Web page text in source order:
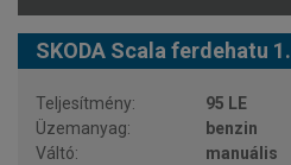
SKODA Scala ferdehatu
95 LE
benzin
manuális